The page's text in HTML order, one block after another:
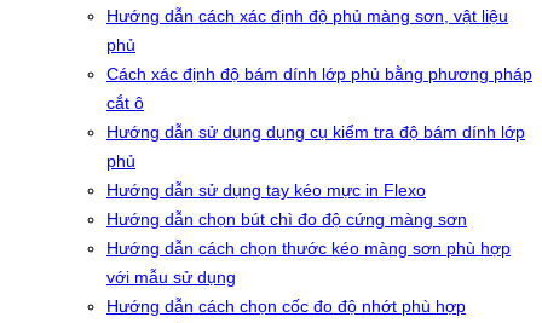
Hướng dẫn cách xác định độ phủ màng sơn, vật liệu
phủ
Cách xác định độ bám dính lớp phủ bằng phương pháp
cắt ô
Hướng dẫn sử dụng dụng cụ kiểm tra độ bám dính lớp
phủ
Hướng dẫn sử dụng tay kéo mực in Flexo
Hướng dẫn chọn bút chì đo độ cứng màng sơn
Hướng dẫn cách chọn thước kéo màng sơn phù hợp
với mẫu sử dụng
Hướng dẫn cách chọn cốc đo độ nhớt phù hợp